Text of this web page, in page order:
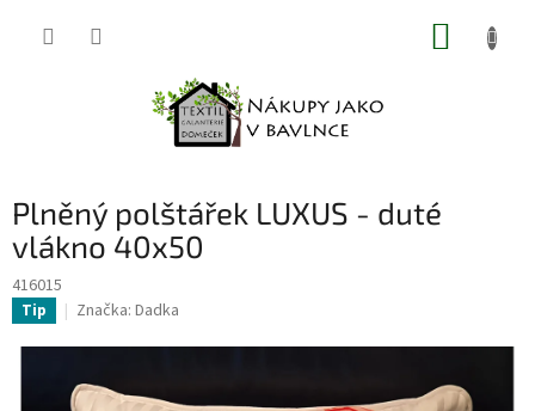
Plněný polštářek LUXUS - duté
vlákno 40x50
416015
Tip Značka: Dadka